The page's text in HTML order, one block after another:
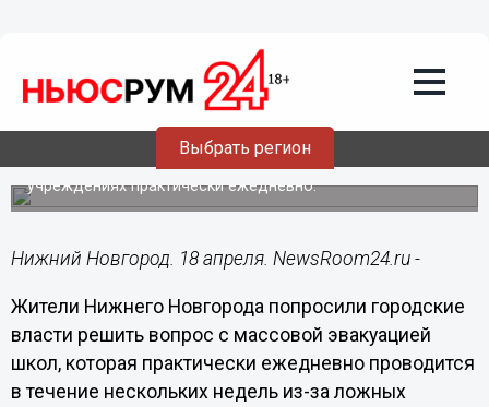
Выбрать регион
18.04.202317:51
Нижегородцы просят принять меры в
связи с массовыми эвакуациями школ
Учебный процесс прерывается в образовательных
учреждениях практически ежедневно.
Нижний Новгород. 18 апреля. NewsRoom24.ru -
Жители Нижнего Новгорода попросили городские
власти решить вопрос с массовой эвакуацией
школ, которая практически ежедневно проводится
в течение нескольких недель из-за ложных